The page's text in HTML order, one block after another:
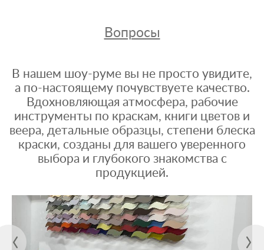
Вопросы
В нашем шоу-руме вы не просто увидите,
а по-настоящему почувствуете качество.
Вдохновляющая атмосфера, рабочие
инструменты по краскам, книги цветов и
веера, детальные образцы, степени блеска
краски, созданы для вашего уверенного
выбора и глубокого знакомства с
продукцией.